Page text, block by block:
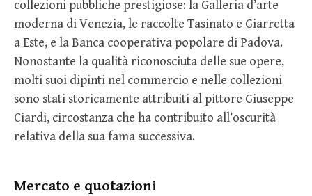
collezioni pubbliche prestigiose: la Galleria d’arte
moderna di Venezia, le raccolte Tasinato e Giarretta
a Este, e la Banca cooperativa popolare di Padova.
Nonostante la qualità riconosciuta delle sue opere,
molti suoi dipinti nel commercio e nelle collezioni
sono stati storicamente attribuiti al pittore Giuseppe
Ciardi, circostanza che ha contribuito all’oscurità
relativa della sua fama successiva.
Mercato e quotazioni